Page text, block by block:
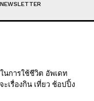
NEWSLETTER
นการใช้ชีวิต อัพเดท
เรื่องกิน เที่ยว ช้อปปิ้ง